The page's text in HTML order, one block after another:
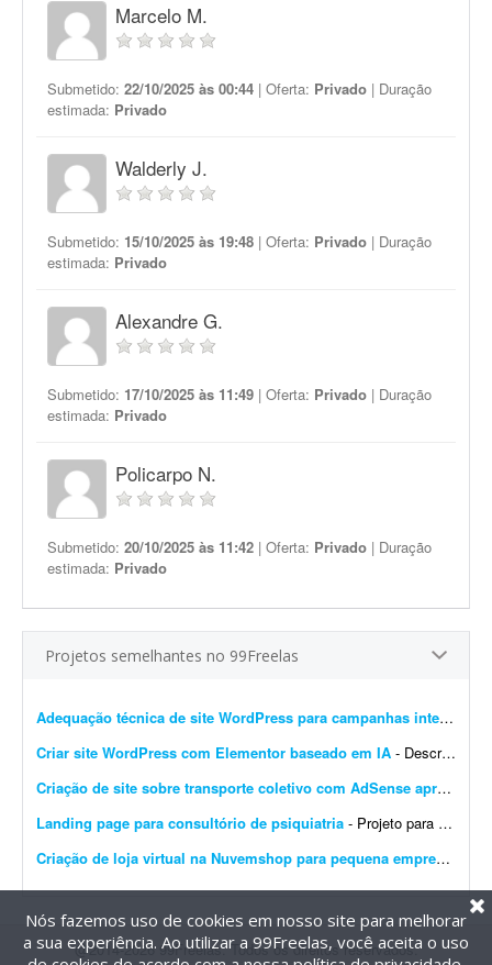
Marcelo M.
Submetido: 22/10/2025 às 00:44 | Oferta: Privado | Duração
estimada: Privado
Walderly J.
Submetido: 15/10/2025 às 19:48 | Oferta: Privado | Duração
estimada: Privado
Alexandre G.
Submetido: 17/10/2025 às 11:49 | Oferta: Privado | Duração
estimada: Privado
Policarpo N.
Submetido: 20/10/2025 às 11:42 | Oferta: Privado | Duração
estimada: Privado
Projetos semelhantes no 99Freelas
Adequação técnica de site WordPress para campanhas internacionais
Criar site WordPress com Elementor baseado em IA - Descrição do Projeto: Candidate-se se você tem experiência comprovada com essa demanda. Envie junto à proposta sites que fez com Elementor, incluindo wireframes/ar...
Criação de site sobre transporte coletivo com AdSense aprovado
Landing page para consultório de psiquiatria - Projeto para criação de landing page para consultório de psiquiatria. Escopo do projeto: Desenvolvimento completo da landing page. Design moderno, limpo e com foco em convers&...
Criação de loja virtual na Nuvemshop para pequena empresa
@2014-2026 99Freelas. Todos os direitos reservados.
Nós fazemos uso de cookies em nosso site para melhorar
a sua experiência. Ao utilizar a 99Freelas, você aceita o uso